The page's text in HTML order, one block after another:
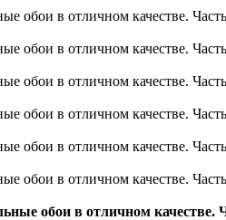
обои в отличном качестве.